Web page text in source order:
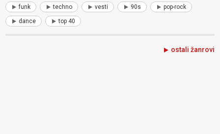
funk techno vesti 90s pop-rock
dance top 40
ostali žanrovi